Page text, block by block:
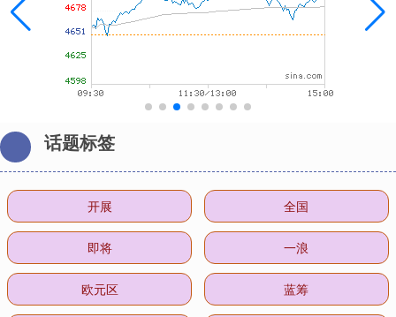
话题标签
开展 全国
即将 一浪
欧元区 蓝筹